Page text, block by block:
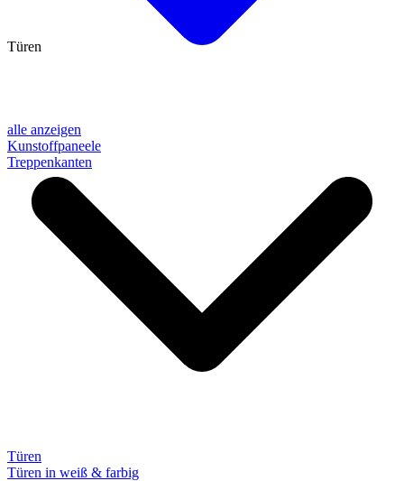
alle anzeigen
Kunstoffpaneele
Treppenkanten
Türen
Türen
Türen in weiß & farbig